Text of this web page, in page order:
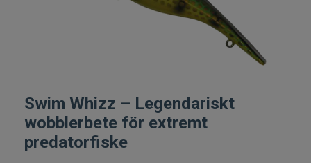
Fiskeset
Fiskedrag
Swim Whizz – Legendariskt
wobblerbete för extremt
predatorfiske